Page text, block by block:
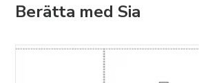
Berätta med Sia